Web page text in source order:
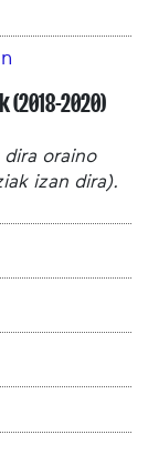
2020)
dira oraino
izan dira).